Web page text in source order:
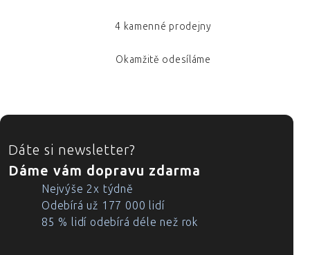
4 kamenné prodejny
Okamžitě odesíláme
ZÁPATÍ
Dáte si newsletter?
Dáme vám dopravu zdarma
Nejvýše 2x týdně
Odebírá už 177 000 lidí
85 % lidí odebírá déle než rok